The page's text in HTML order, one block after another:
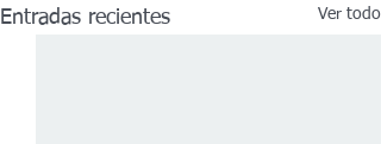
Entradas recientes Ver todo